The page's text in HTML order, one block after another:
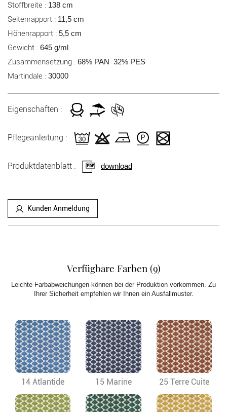
Stoffbreite : 138 cm
Seitenrapport : 11,5 cm
Höhenrapport : 5,5 cm
Gewicht : 645 g/ml
Zusammensetzung : 68% PAN 32% PES
Martindale : 30000
Eigenschaften :
Pflegeanleitung :
Produktdatenblatt : download
Kunden Anmeldung
Verfügbare Farben (9)
Leichte Farbabweichungen können bei der Produktion vorkommen. Zu
Ihrer Sicherheit empfehlen wir Ihnen ein Ausfallmuster.
14 Atlantide 15 Marine 25 Terre Cuite